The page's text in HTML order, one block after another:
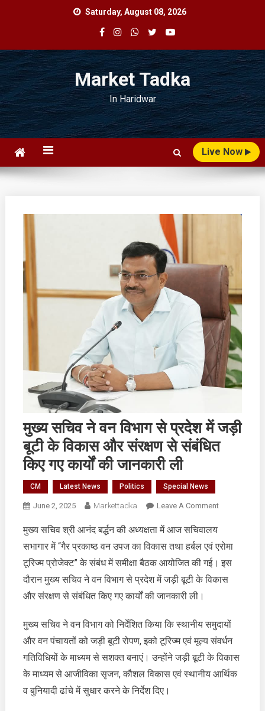
Saturday, August 08, 2026
Market Tadka
In Haridwar
Live Now
मुख्य सचिव ने वन विभाग से प्रदेश में जड़ी
बूटी के विकास और संरक्षण से संबंधित
किए गए कार्यों की जानकारी ली
CM Latest News Politics Special News
June 2, 2025 Markettadka Leave A CommentOn
ने
वन
जड़ी
बूटी
के
विकास
मुख्य सचिव श्री आनंद बर्द्धन की अध्यक्षता में आज सचिवालय
सभागार में “गैर प्रकाष्ठ वन उपज का विकास तथा हर्बल एवं एरोमा
टूरिज्म प्रोजेक्ट” के संबंध में समीक्षा बैठक आयोजित की गई। इस
दौरान मुख्य सचिव ने वन विभाग से प्रदेश में जड़ी बूटी के विकास
और संरक्षण से संबंधित किए गए कार्यों की जानकारी ली।
मुख्य सचिव ने वन विभाग को निर्देशित किया कि स्थानीय समुदायों
और वन पंचायतों को जड़ी बूटी रोपण, इको टूरिज्म एवं मूल्य संवर्धन
गतिविधियों के माध्यम से सशक्त बनाएं। उन्होंने जड़ी बूटी के विकास
के माध्यम से आजीविका सृजन, कौशल विकास एवं स्थानीय आर्थिक
व बुनियादी ढांचे में सुधार करने के निर्देश दिए।